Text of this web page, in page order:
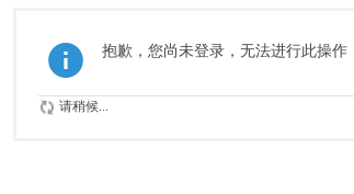
抱歉，您尚未登录，无法进行此操作
请稍候...